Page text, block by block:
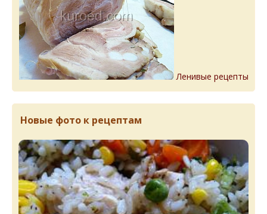
Ленивые рецепты
Новые фото к рецептам